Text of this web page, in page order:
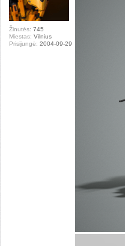
Žinutės: 745
Miestas: Vilnius
Prisijungė: 2004-09-29